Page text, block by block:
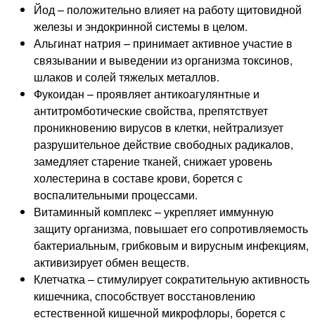
Йод – положительно влияет на работу щитовидной
железы и эндокринной системы в целом.
Альгинат натрия – принимает активное участие в
связывании и выведении из организма токсинов,
шлаков и солей тяжелых металлов.
Фукоидан – проявляет антикоагулянтные и
антитромботические свойства, препятствует
проникновению вирусов в клетки, нейтрализует
разрушительное действие свободных радикалов,
замедляет старение тканей, снижает уровень
холестерина в составе крови, борется с
воспалительными процессами.
Витаминный комплекс – укрепляет иммунную
защиту организма, повышает его сопротивляемость
бактериальным, грибковым и вирусным инфекциям,
активизирует обмен веществ.
Клетчатка – стимулирует сократительную активность
кишечника, способствует восстановлению
естественной кишечной микрофлоры, борется с